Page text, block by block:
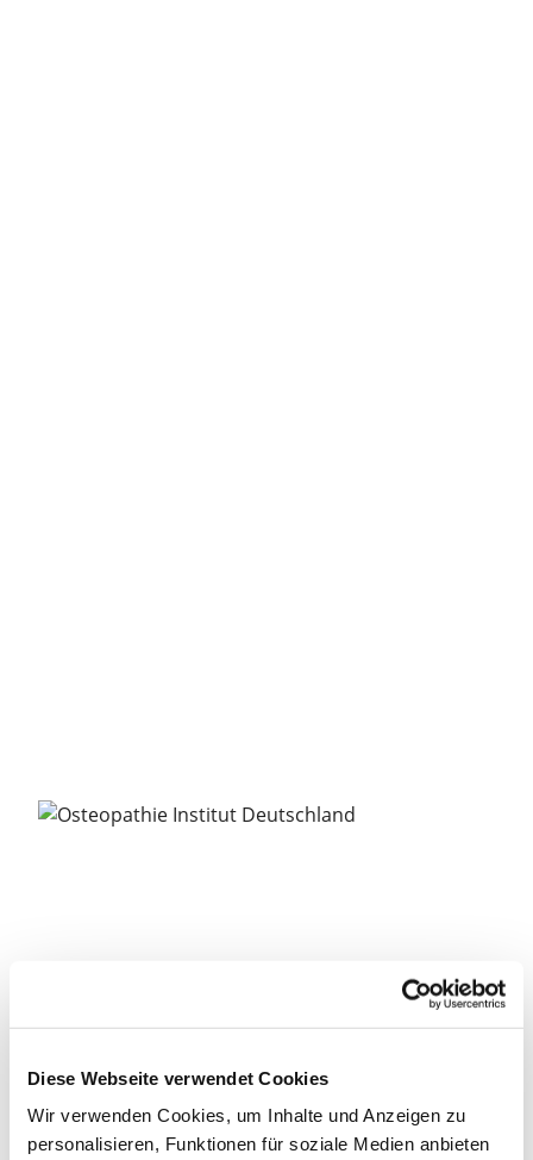
Diese Webseite verwendet Cookies
Wir verwenden Cookies, um Inhalte und Anzeigen zu
personalisieren, Funktionen für soziale Medien anbieten